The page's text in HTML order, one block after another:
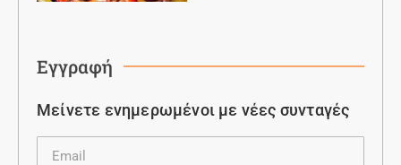
Εγγραφή
Μείνετε ενημερωμένοι με νέες συνταγές